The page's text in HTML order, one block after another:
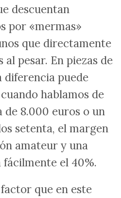
descuentan
por «mermas»
que directamente
pesar. En piezas de
diferencia puede
hablamos de
de 8.000 euros o un
setenta, el margen
amateur y una
el 40%.
que en este